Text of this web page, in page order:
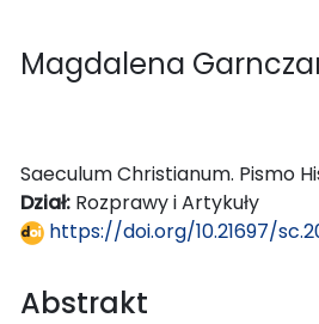
Magdalena
Saeculum Christianum. Pismo
Dział: Rozprawy i Artykuły
https://doi.org/10.21697/
Abstrakt